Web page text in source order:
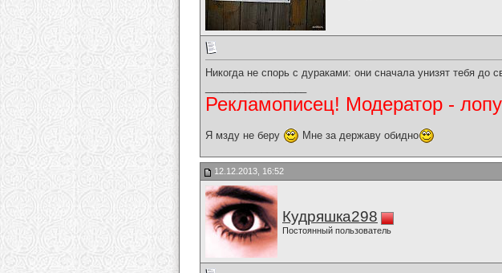
Никогда не спорь с дураками: они сначала унизят тебя до
Рекламописец! Модератор -
Я мзду не беру Мне за державу обидно
12.12.2013, 16:52
Кудряшка298
Постоянный пользователь